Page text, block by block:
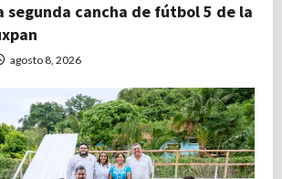
segunda cancha de fútbol 5 de la
agosto 8, 2026